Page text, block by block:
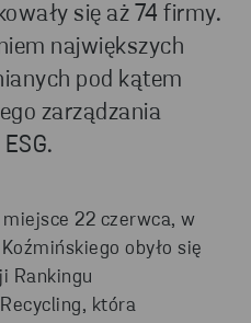
się aż 74 firmy.
największych
pod kątem
zarządzania
miejsce 22 czerwca, w
obyło się
Rankingu
która